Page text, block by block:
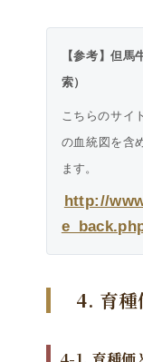
【参考】但
索）
こちらのサイ
の血統図を含
ます。
http://
4. 育種